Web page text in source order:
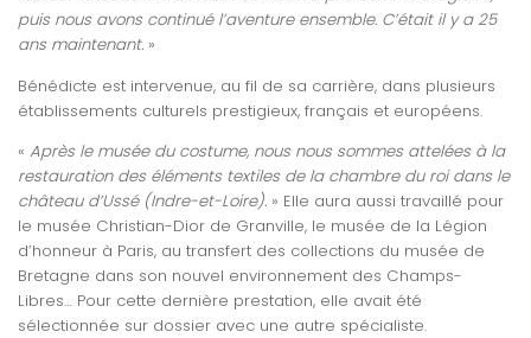
puis nous avons continué l’aventure ensemble. C’était il y a 25
ans maintenant. »
Bénédicte est intervenue, au fil de sa carrière, dans plusieurs
établissements culturels prestigieux, français et européens.
« Après le musée du costume, nous nous sommes attelées à la
restauration des éléments textiles de la chambre du roi dans le
château d’Ussé (Indre-et-Loire). » Elle aura aussi travaillé pour
le musée Christian-Dior de Granville, le musée de la Légion
d’honneur à Paris, au transfert des collections du musée de
Bretagne dans son nouvel environnement des Champs-
Libres… Pour cette dernière prestation, elle avait été
sélectionnée sur dossier avec une autre spécialiste.